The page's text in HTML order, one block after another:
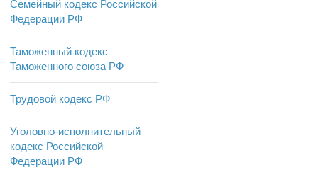
Семейный кодекс Российской
Федерации РФ
Таможенный кодекс
Таможенного союза РФ
Трудовой кодекс РФ
Уголовно-исполнительный
кодекс Российской
Федерации РФ